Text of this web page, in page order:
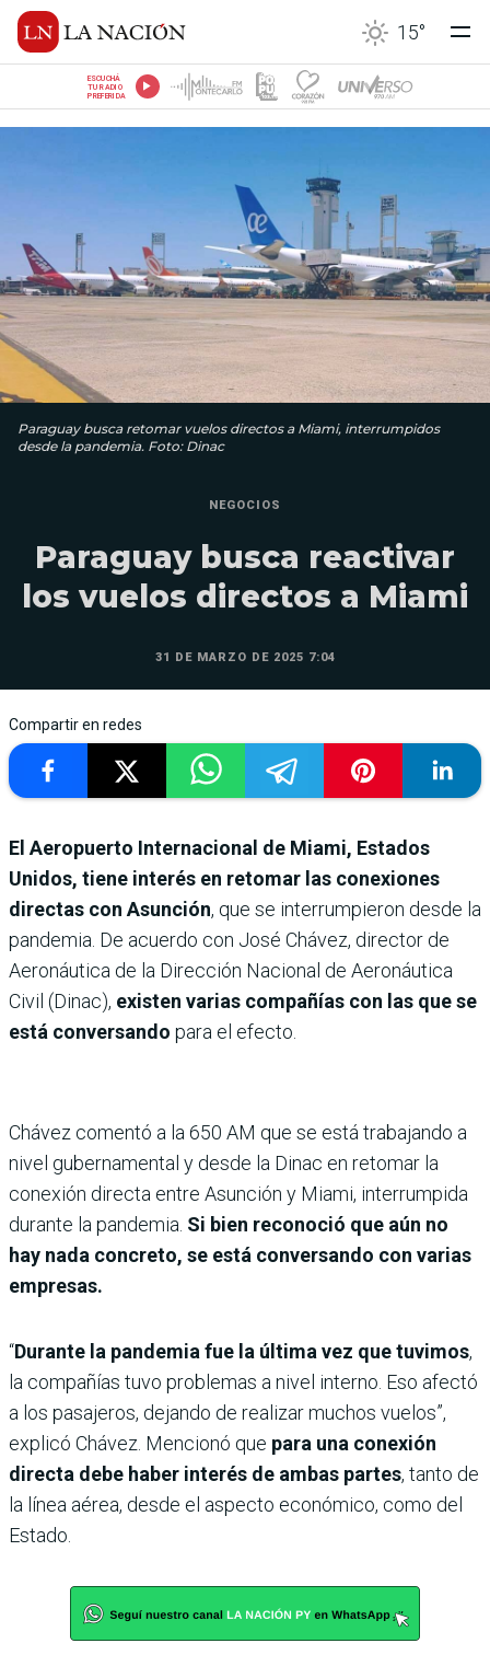
15°
ESCUCHÁ
TU RADIO
PREFERIDA
Paraguay busca retomar vuelos directos a Miami, interrumpidos
desde la pandemia. Foto: Dinac
NEGOCIOS
Paraguay busca reactivar
los vuelos directos a Miami
31 DE MARZO DE 2025 7:04
Compartir en redes
El Aeropuerto Internacional de Miami, Estados
Unidos, tiene interés en retomar las conexiones
directas con Asunción, que se interrumpieron desde la
pandemia. De acuerdo con José Chávez, director de
Aeronáutica de la Dirección Nacional de Aeronáutica
Civil (Dinac), existen varias compañías con las que se
está conversando para el efecto.
Chávez comentó a la 650 AM que se está trabajando a
nivel gubernamental y desde la Dinac en retomar la
conexión directa entre Asunción y Miami, interrumpida
durante la pandemia. Si bien reconoció que aún no
hay nada concreto, se está conversando con varias
empresas.
“Durante la pandemia fue la última vez que tuvimos,
la compañías tuvo problemas a nivel interno. Eso afectó
a los pasajeros, dejando de realizar muchos vuelos”,
explicó Chávez. Mencionó que para una conexión
directa debe haber interés de ambas partes, tanto de
la línea aérea, desde el aspecto económico, como del
Estado.